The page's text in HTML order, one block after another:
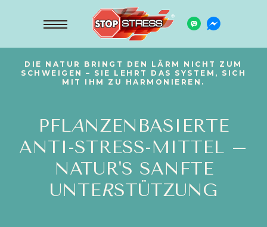
DIE NATUR BRINGT DEN LÄRM NICHT ZUM
SCHWEIGEN – SIE LEHRT DAS SYSTEM, SICH
MIT IHM ZU HARMONIEREN.
PFLANZENBASIERTE
ANTI-STRESS-MITTEL –
NATUR'S SANFTE
UNTERSTÜTZUNG